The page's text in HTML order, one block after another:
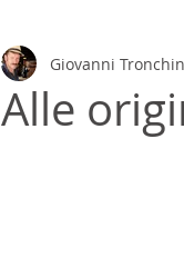
Alle
Giovanni Tronchin